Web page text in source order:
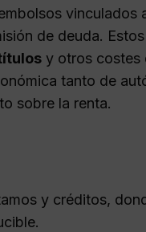
vinculados
de deuda.
y otros costes
tanto de
sobre la renta.
y créditos,